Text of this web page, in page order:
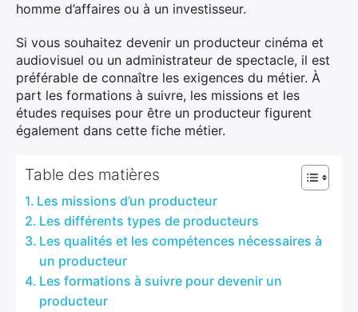
homme d’affaires ou à un investisseur.
Si vous souhaitez devenir un producteur cinéma et
audiovisuel ou un administrateur de spectacle, il est
préférable de connaître les exigences du métier. À
part les formations à suivre, les missions et les
études requises pour être un producteur figurent
également dans cette fiche métier.
Table des matières
Les missions d’un producteur
Les différents types de producteurs
Les qualités et les compétences nécessaires à
un producteur
Les formations à suivre pour devenir un
producteur